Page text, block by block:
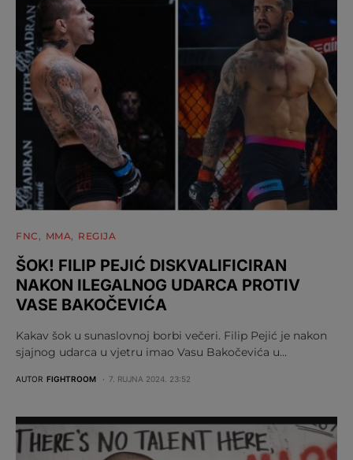
FNC MMA REGIJA
ŠOK! FILIP PEJIĆ DISKVALIFICIRAN
NAKON ILEGALNOG UDARCA PROTIV
VASE BAKOČEVIĆA
Kakav šok u sunaslovnoj borbi večeri. Filip Pejić je nakon
sjajnog udarca u vjetru imao Vasu Bakočevića u…
AUTOR FIGHTROOM 7. RUJNA 2024. 23:52